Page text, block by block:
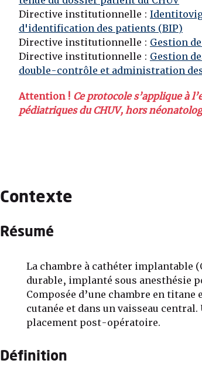
Directive institutionnelle :
d'identification des patients (BIP)
Directive institutionnelle : Gestion
Directive institutionnelle : Gestion
double-contrôle et administration
Attention ! Ce protocole s’applique à
pédiatriques du CHUV, hors
Contexte
Résumé
La chambre à cathéter implantable
durable, implanté sous anesthésie
Composée d’une chambre en
cutanée et dans un vaisseau
placement post-opératoire.
Définition